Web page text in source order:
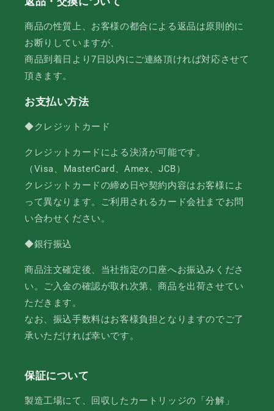
商品の性質上、お客様の都合による返品は原則的に
お断りしていますが、
商品到着日より7日以内にご連絡頂ければ対応させて
頂きます。
お支払い方法
◆クレジットカード
クレジットカードによる決済が可能です。
（Visa、MasterCard、Amex、JCB）
クレジットカードの締め日や契約内容はお客様によ
って異なります。ご利用されるカード会社までお問
い合わせください。
◆銀行振込
商品注文確定後、当社指定の口座へお振込みくださ
い。ご入金の確認が取れ次第、商品を出荷させてい
ただきます。
なお、振込手数料はお客様負担となりますのでご了
承いただければ幸いです。
保証について
製造工場にて、回収したカートリッジの「分解」